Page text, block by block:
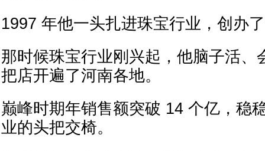
1997 年他一头扎进珠宝行业，创办
那时候珠宝行业刚兴起，他脑子活、
把店开遍了河南各地。
巅峰时期年销售额突破 14 个亿，稳
业的头把交椅。